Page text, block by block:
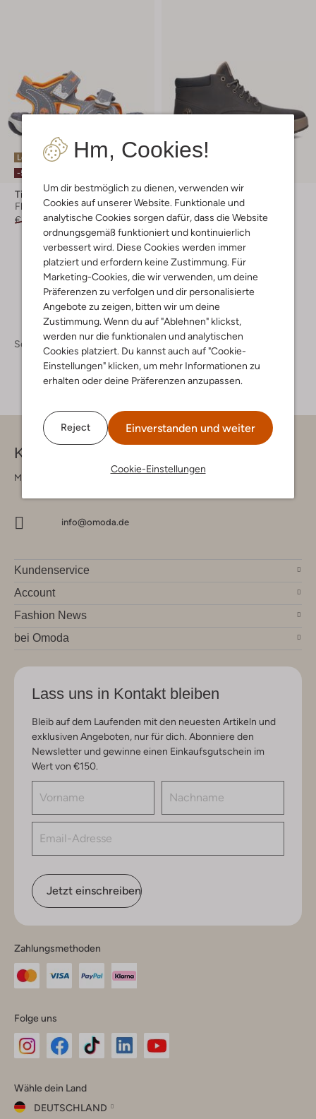
Hm, Cookies!
Um dir bestmöglich zu dienen, verwenden wir
Cookies auf unserer Website. Funktionale und
analytische Cookies sorgen dafür, dass die Website
ordnungsgemäß funktioniert und kontinuierlich
verbessert wird. Diese Cookies werden immer
platziert und erfordern keine Zustimmung. Für
Marketing-Cookies, die wir verwenden, um deine
Präferenzen zu verfolgen und dir personalisierte
Angebote zu zeigen, bitten wir um deine
Zustimmung. Wenn du auf "Ablehnen" klickst,
werden nur die funktionalen und analytischen
Cookies platziert. Du kannst auch auf "Cookie-
Einstellungen" klicken, um mehr Informationen zu
erhalten oder deine Präferenzen anzupassen.
Reject Einverstanden und weiter
Cookie-Einstellungen
Letzte Größen
-50%
Timberland
Flache Sandalen
€ 44,95 € 21,99
Letzter Artikel
Timberland
Schnürschuhe
€ 159,95 € 79,99
+ mehr farben
Schuhe
Kontakt
Montag - Freitag 09:00 - 17:00 uur
info@omoda.de
Kundenservice
Account
Fashion News
bei Omoda
Lass uns in Kontakt bleiben
Bleib auf dem Laufenden mit den neuesten Artikeln und
exklusiven Angeboten, nur für dich. Abonniere den
Newsletter und gewinne einen Einkaufsgutschein im
Wert von €150.
Jetzt einschreiben
Zahlungsmethoden
Folge uns
Instagram
Facebook
TikTok
Wähle dein Land
DEUTSCHLAND